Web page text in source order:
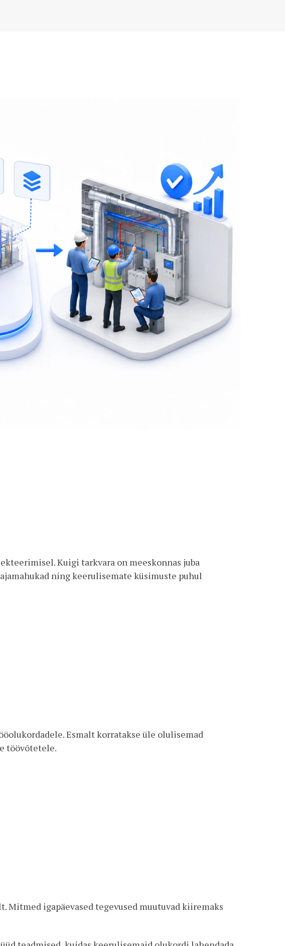
Kuigi tarkvara on meeskonnas juba
ning keerulisemate küsimuste puhul
Esmalt korratakse üle olulisemad
töövõtetele.
igapäevased tegevused muutuvad kiiremaks